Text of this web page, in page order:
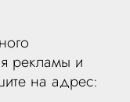
рекламы и
на адрес: